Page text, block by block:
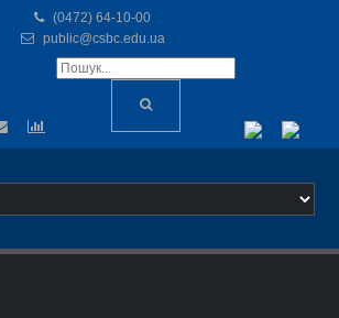
(0472) 64-10-00
public@csbc.edu.ua